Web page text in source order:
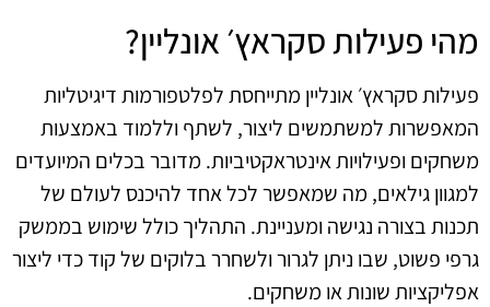
מהי פעילות סקראץ׳ אונליין?
פעילות סקראץ׳ אונליין מתייחסת לפלטפורמות דיגיטליות
המאפשרות למשתמשים ליצור, לשתף וללמוד באמצעות
משחקים ופעילויות אינטראקטיביות. מדובר בכלים המיועדים
למגוון גילאים, מה שמאפשר לכל אחד להיכנס לעולם של
תכנות בצורה נגישה ומעניינת. התהליך כולל שימוש בממשק
גרפי פשוט, שבו ניתן לגרור ולשחרר בלוקים של קוד כדי ליצור
אפליקציות שונות או משחקים.